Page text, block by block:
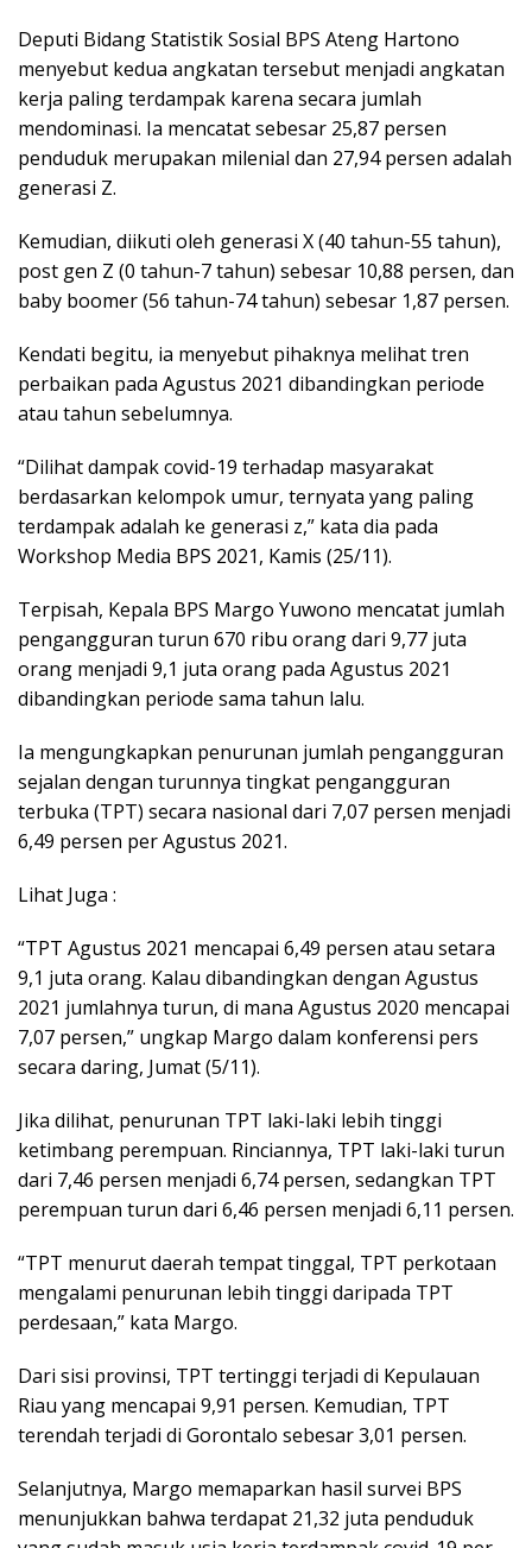
Deputi Bidang Statistik Sosial BPS Ateng Hartono
menyebut kedua angkatan tersebut menjadi angkatan
kerja paling terdampak karena secara jumlah
mendominasi. Ia mencatat sebesar 25,87 persen
penduduk merupakan milenial dan 27,94 persen adalah
generasi Z.
Kemudian, diikuti oleh generasi X (40 tahun-55 tahun),
post gen Z (0 tahun-7 tahun) sebesar 10,88 persen, dan
baby boomer (56 tahun-74 tahun) sebesar 1,87 persen.
Kendati begitu, ia menyebut pihaknya melihat tren
perbaikan pada Agustus 2021 dibandingkan periode
atau tahun sebelumnya.
“Dilihat dampak covid-19 terhadap masyarakat
berdasarkan kelompok umur, ternyata yang paling
terdampak adalah ke generasi z,” kata dia pada
Workshop Media BPS 2021, Kamis (25/11).
Terpisah, Kepala BPS Margo Yuwono mencatat jumlah
pengangguran turun 670 ribu orang dari 9,77 juta
orang menjadi 9,1 juta orang pada Agustus 2021
dibandingkan periode sama tahun lalu.
Ia mengungkapkan penurunan jumlah pengangguran
sejalan dengan turunnya tingkat pengangguran
terbuka (TPT) secara nasional dari 7,07 persen menjadi
6,49 persen per Agustus 2021.
Lihat Juga :
“TPT Agustus 2021 mencapai 6,49 persen atau setara
9,1 juta orang. Kalau dibandingkan dengan Agustus
2021 jumlahnya turun, di mana Agustus 2020 mencapai
7,07 persen,” ungkap Margo dalam konferensi pers
secara daring, Jumat (5/11).
Jika dilihat, penurunan TPT laki-laki lebih tinggi
ketimbang perempuan. Rinciannya, TPT laki-laki turun
dari 7,46 persen menjadi 6,74 persen, sedangkan TPT
perempuan turun dari 6,46 persen menjadi 6,11 persen.
“TPT menurut daerah tempat tinggal, TPT perkotaan
mengalami penurunan lebih tinggi daripada TPT
perdesaan,” kata Margo.
Dari sisi provinsi, TPT tertinggi terjadi di Kepulauan
Riau yang mencapai 9,91 persen. Kemudian, TPT
terendah terjadi di Gorontalo sebesar 3,01 persen.
Selanjutnya, Margo memaparkan hasil survei BPS
menunjukkan bahwa terdapat 21,32 juta penduduk